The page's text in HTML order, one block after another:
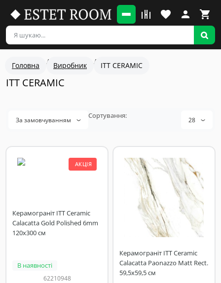
Головна Виробник ITT CERAMIC
ITT CERAMIC
За замовчуванням 28
АКЦІЯ
Керамограніт ITT Ceramic
Calacatta Gold Polished 6mm
120х300 см
В наявності
62210948
Керамограніт ITT Ceramic
Calacatta Paonazzo Matt Rect.
59,5x59,5 см